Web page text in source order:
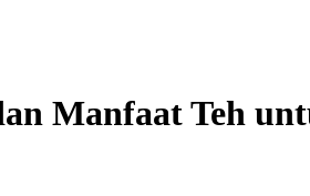
Manfaat Teh